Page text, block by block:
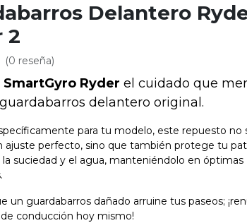
Delantero
2
(0 reseña)
SmartGyro Ryder el cuidado que
delantero original.
para tu modelo, este repuesto no
ajuste perfecto, sino que también protege tu
suciedad y el agua, manteniéndolo en óptimas
un guardabarros dañado arruine tus paseos;
conducción hoy mismo!